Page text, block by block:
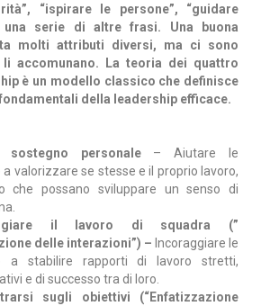
“ispirare le persone”, “guidare
una serie di altre frasi. Una buona
molti attributi diversi, ma ci sono
accomunano. La teoria dei quattro
è un modello classico che definisce
della leadership efficace.
sostegno personale– Aiutare le
a valorizzare se stesse e il proprio lavoro,
che possano sviluppare un senso di
il lavoro di squadra (”
delle interazioni”) – Incoraggiare le
a stabilire rapporti di lavoro stretti,
e di successo tra di loro.
sugli obiettivi (“Enfatizzazione